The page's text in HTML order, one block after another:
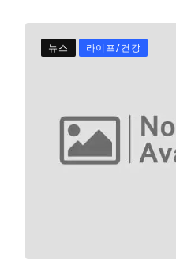
뉴스 라이프/건강